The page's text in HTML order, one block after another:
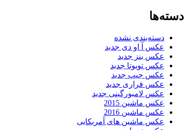
دسته‌ها
دسته‌بندی نشده
عکس آ او دی جدید
عکس بنز جدید
عکس تویوتا جدید
عکس جیپ جدید
عکس فراری جدید
عکس لامبورگینی جدید
عکس ماشین 2015
عکس ماشین 2016
عکس ماشین های آمربکایی